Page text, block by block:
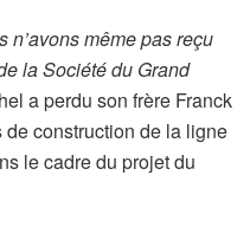
n’avons même pas reçu
la Société du Grand
a perdu son frère Franck
de construction de la ligne
le cadre du projet du